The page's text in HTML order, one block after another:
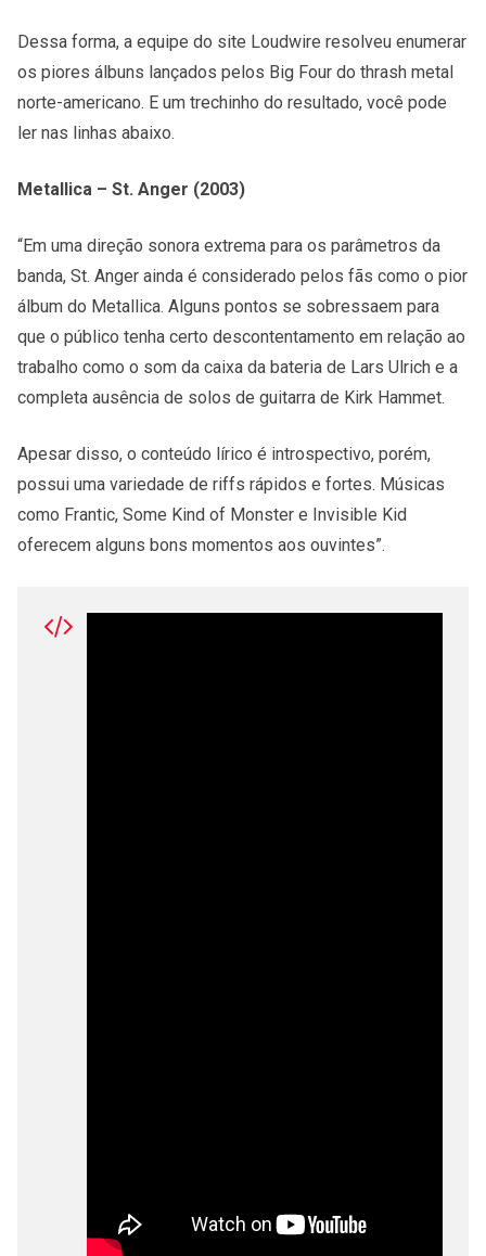
Dessa forma, a equipe do site Loudwire resolveu enumerar
os piores álbuns lançados pelos Big Four do thrash metal
norte-americano. E um trechinho do resultado, você pode
ler nas linhas abaixo.
Metallica – St. Anger (2003)
“Em uma direção sonora extrema para os parâmetros da
banda, St. Anger ainda é considerado pelos fãs como o pior
álbum do Metallica. Alguns pontos se sobressaem para
que o público tenha certo descontentamento em relação ao
trabalho como o som da caixa da bateria de Lars Ulrich e a
completa ausência de solos de guitarra de Kirk Hammet.
Apesar disso, o conteúdo lírico é introspectivo, porém,
possui uma variedade de riffs rápidos e fortes. Músicas
como Frantic, Some Kind of Monster e Invisible Kid
oferecem alguns bons momentos aos ouvintes”.